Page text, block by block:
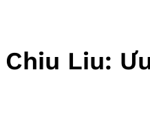
Liu: